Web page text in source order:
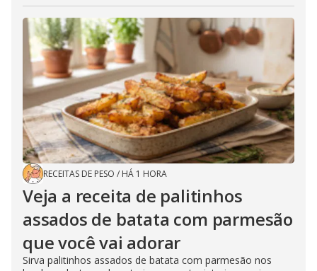
RECEITAS DE PESO / HÁ 1 HORA
Veja a receita de palitinhos
assados de batata com parmesão
que você vai adorar
Sirva palitinhos assados de batata com parmesão nos